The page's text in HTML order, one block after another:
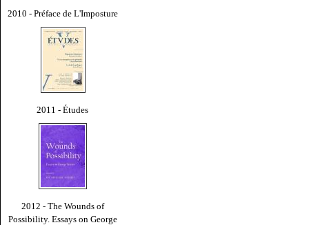
2010 - Préface de L'Imposture
2011 - Études
2012 - The Wounds of
Possibility. Essays on George